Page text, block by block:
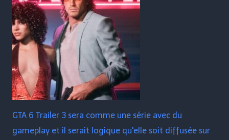
GTA 6 Trailer 3 sera comme une série avec du
gameplay et il serait logique qu'elle soit diffusée sur